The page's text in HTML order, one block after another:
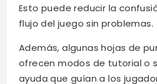
Esto puede reducir la
flujo del juego sin problemas.
Además, algunas hojas de
ofrecen modos de tutorial o
ayuda que guían a los